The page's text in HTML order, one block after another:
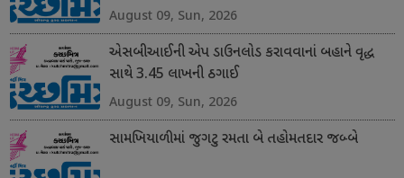
August 09, Sun, 2026
એસબીઆઈની એપ ડાઉનલોડ કરાવવાનાં બહાને વૃદ્ધ
સાથે 3.45 લાખની ઠગાઈ
August 09, Sun, 2026
સામખિયાળીમાં જુગટુ રમતા બે તહોમતદાર જબ્બે